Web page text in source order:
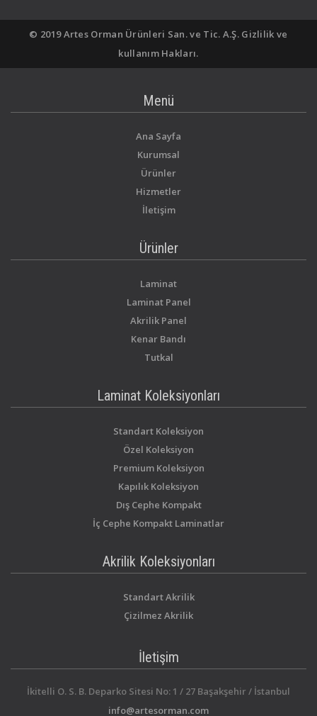
© 2019 Artes Orman Ürünleri San. ve Tic. A.Ş. Gizlilik ve
kullanım Hakları.
Menü
Ana Sayfa
Kurumsal
Ürünler
Hizmetler
İletişim
Ürünler
Laminat
Laminat Panel
Akrilik Panel
Kenar Bandı
Tutkal
Laminat Koleksiyonları
Standart Koleksiyon
Özel Koleksiyon
Premium Koleksiyon
Kapılık Koleksiyon
Dış Cephe Kompakt
İç Cephe Kompakt Laminatlar
Akrilik Koleksiyonları
Standart Akrilik
Çizilmez Akrilik
İletişim
İkitelli O. S. B. Deparko Sitesi No: 1 / 27 Başakşehir / İstanbul
info@artesorman.com